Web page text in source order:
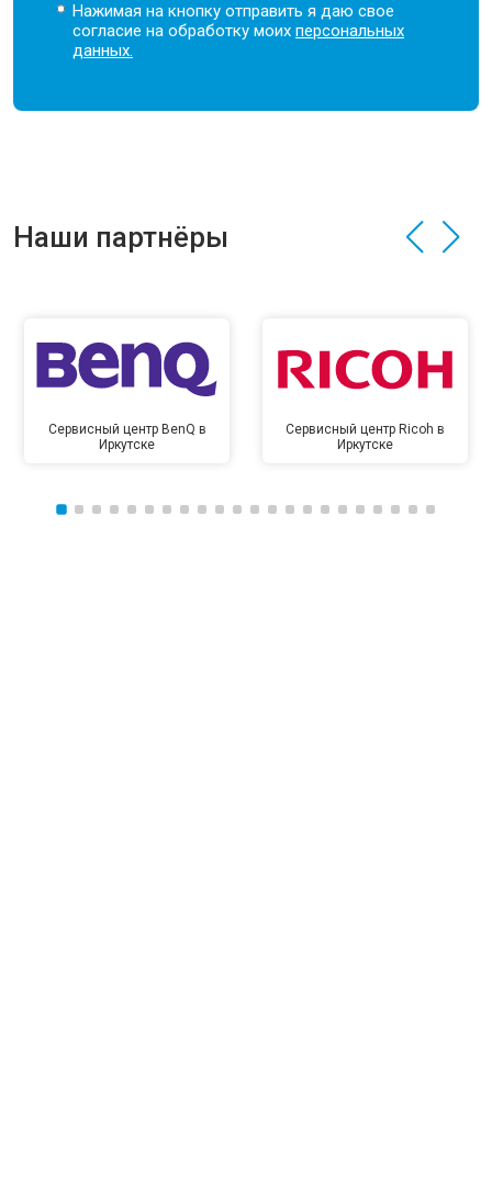
Нажимая на кнопку отправить я даю свое
согласие на обработку моихперсональных
данных.
Наши партнёры
Сервисный центр BenQ в
Иркутске
Сервисный центр Ricoh в
Иркутске